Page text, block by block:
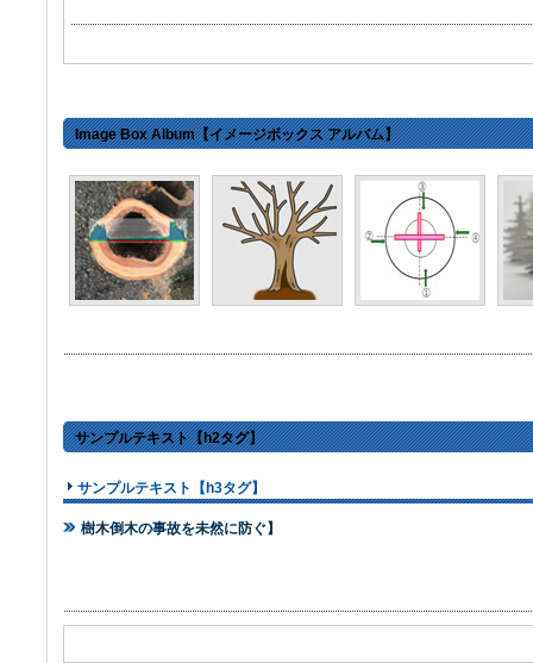
Image Box Album【イメージボックス アルバム】
サンプルテキスト【h2タグ】
サンプルテキスト【h3タグ】
樹木倒木の事故を未然に防ぐ】